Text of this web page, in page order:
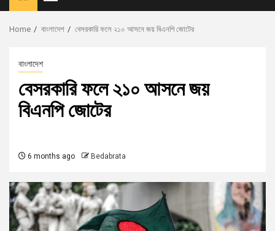
Home বাংলাদেশ বেসরকারি ফলে ২১০ আসনে জয় বিএনপি জোটের
বাংলাদেশ
বেসরকারি ফলে ২১০ আসনে জয়
বিএনপি জোটের
6 months ago Bedabrata